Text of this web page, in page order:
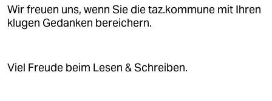
Wir freuen uns, wenn Sie die taz.kommune mit Ihren
klugen Gedanken bereichern.
Viel Freude beim Lesen & Schreiben.